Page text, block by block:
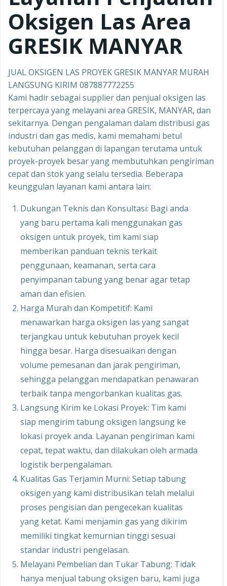
Oksigen Las Area
GRESIK MANYAR
JUAL OKSIGEN LAS PROYEK GRESIK MANYAR MURAH
LANGSUNG KIRIM 087887772255
Kami hadir sebagai supplier dan penjual oksigen las
terpercaya yang melayani area GRESIK, MANYAR, dan
sekitarnya. Dengan pengalaman dalam distribusi gas
industri dan gas medis, kami memahami betul
kebutuhan pelanggan di lapangan terutama untuk
proyek-proyek besar yang membutuhkan pengiriman
cepat dan stok yang selalu tersedia. Beberapa
keunggulan layanan kami antara lain:
Dukungan Teknis dan Konsultasi: Bagi anda
yang baru pertama kali menggunakan gas
oksigen untuk proyek, tim kami siap
memberikan panduan teknis terkait
penggunaan, keamanan, serta cara
penyimpanan tabung yang benar agar tetap
aman dan efisien.
Harga Murah dan Kompetitif: Kami
menawarkan harga oksigen las yang sangat
terjangkau untuk kebutuhan proyek kecil
hingga besar. Harga disesuaikan dengan
volume pemesanan dan jarak pengiriman,
sehingga pelanggan mendapatkan penawaran
terbaik tanpa mengorbankan kualitas gas.
Langsung Kirim ke Lokasi Proyek: Tim kami
siap mengirim tabung oksigen langsung ke
lokasi proyek anda. Layanan pengiriman kami
cepat, tepat waktu, dan dilakukan oleh armada
logistik berpengalaman.
Kualitas Gas Terjamin Murni: Setiap tabung
oksigen yang kami distribusikan telah melalui
proses pengisian dan pengecekan kualitas
yang ketat. Kami menjamin gas yang dikirim
memiliki tingkat kemurnian tinggi sesuai
standar industri pengelasan.
Melayani Pembelian dan Tukar Tabung: Tidak
hanya menjual tabung oksigen baru, kami juga